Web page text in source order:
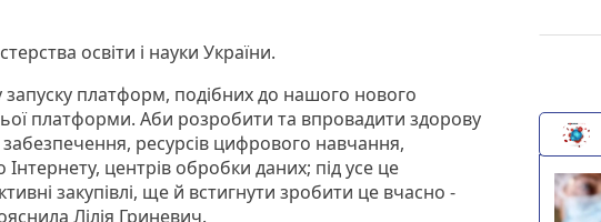
освіти і науки України.
платформ, подібних до нашого нового
платформи. Аби розробити та впровадити здорову
ресурсів цифрового навчання,
центрів обробки даних; під усе це
закупівлі, ще й встигнути зробити це вчасно -
Лілія Гриневич.